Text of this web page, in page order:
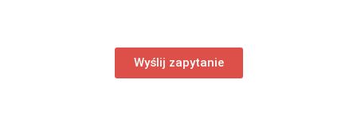
Wyślij zapytanie